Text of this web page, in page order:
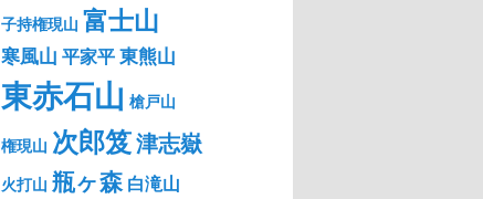
子持権現山 富士山
寒風山 平家平東熊山
東赤石山 槍戸山
権現山 次郎笈津志嶽
火打山 瓶ヶ森 白滝山